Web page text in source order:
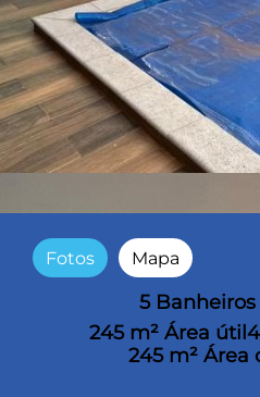
Fotos Mapa
5 Banheiros
245 m² Área útil
245 m² Área